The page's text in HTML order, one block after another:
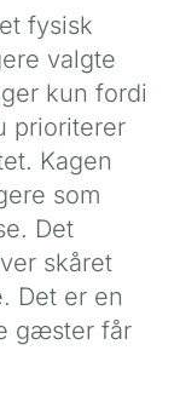
fysisk
valgte
kun fordi
prioriterer
Kagen
som
Det
skåret
Det er en
gæster får